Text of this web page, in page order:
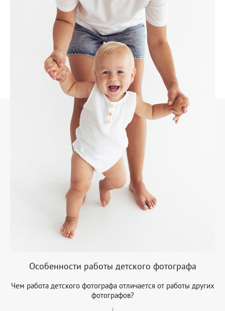
Особенности работы детского фотографа
Чем работа детского фотографа отличается от работы других
фотографов?